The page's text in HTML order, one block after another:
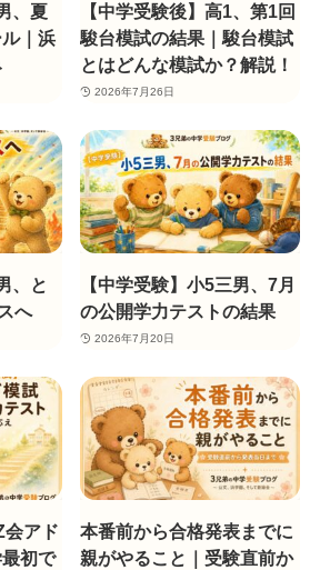
、夏
｜浜
【中学受験後】高1、第1回
駿台模試の結果｜駿台模試
とはどんな模試か？解説！
2026年7月26日
、と
へ
【中学受験】小5三男、7月
の公開学力テストの結果
2026年7月20日
会アド
初で
本番前から合格発表までに
親がやること｜受験直前か